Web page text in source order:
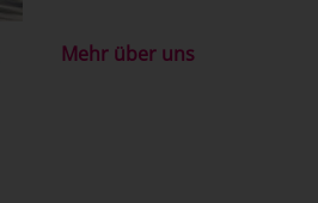
Mehr über uns